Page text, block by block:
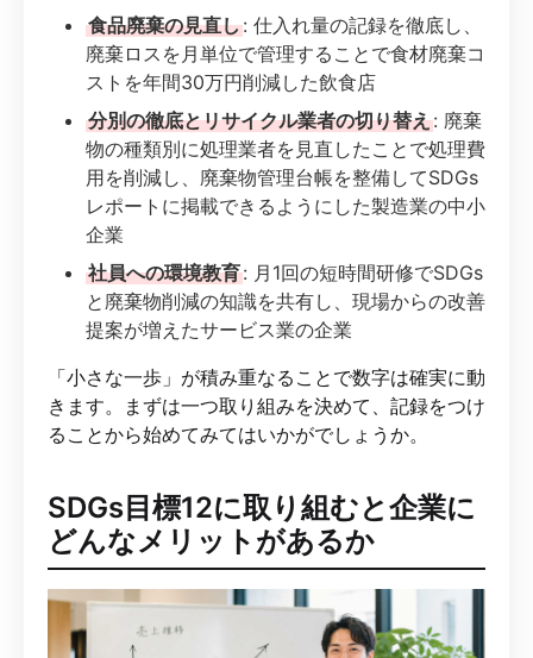
食品廃棄の見直し: 仕入れ量の記録を徹底し、
廃棄ロスを月単位で管理することで食材廃棄コ
ストを年間30万円削減した飲食店
分別の徹底とリサイクル業者の切り替え: 廃棄
物の種類別に処理業者を見直したことで処理費
用を削減し、廃棄物管理台帳を整備してSDGs
レポートに掲載できるようにした製造業の中小
企業
社員への環境教育: 月1回の短時間研修でSDGs
と廃棄物削減の知識を共有し、現場からの改善
提案が増えたサービス業の企業
「小さな一歩」が積み重なることで数字は確実に動
きます。まずは一つ取り組みを決めて、記録をつけ
ることから始めてみてはいかがでしょうか。
SDGs目標12に取り組むと企業に
どんなメリットがあるか